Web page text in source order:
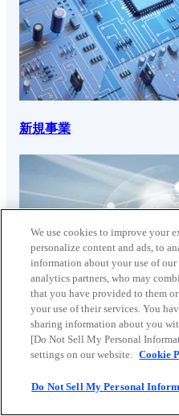
新規事業
ホーム 半導体製造装
We use cookies to improve your
personalize content and ads, to
information about your use of
analytics partners, who may
that you have provided to them
your use of their services. You
sharing information about you
[Do Not Sell My Personal
settings on our website. Cookie
Do Not Sell My Personal